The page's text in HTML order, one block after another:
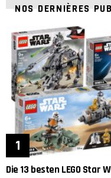
NOS DERNIÈRES
Die 13 besten LEGO Star